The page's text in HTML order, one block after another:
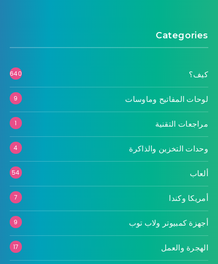
Categories
كيف؟ 640
لوحات المفاتيح وماوسات 9
مراجعات التقنية 1
وحدات التخزين والذاكرة 4
ألعاب 54
أمريكا وكندا 7
أجهزة كمبيوتر ولاب توب 9
الهجرة والعمل 17